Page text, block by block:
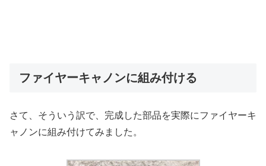
ファイヤーキャノンに組み付ける
さて、そういう訳で、完成した部品を実際にファイヤーキ
ャノンに組み付けてみました。